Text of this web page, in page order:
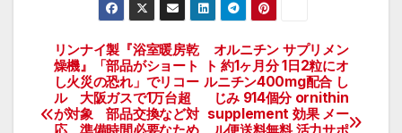
投
稿
オルニチン サプリメン
ト 約1ヶ月分 1日2粒にオ
ルニチン400mg配合 し
じみ 914個分 ornithin
supplement 効果 メー
リンナイ製『浴室暖房乾
燥機』「部品がショート
し火災の恐れ」でリコー
ル 大阪ガスで1万台超
が対象 部品交換など対